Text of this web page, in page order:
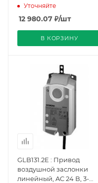
точечный, 125 Н, 150 с
(BPZ:GDB331.2E), Siemens
Уточняйте
12 980.07 ₽/шт
В КОРЗИНУ
GLB131.2E : Привод
воздушной заслонки
линейный, AC 24 В, 3-